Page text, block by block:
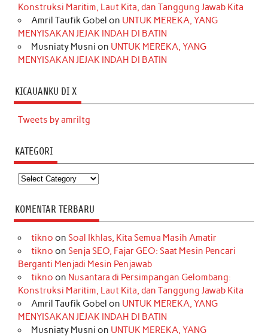
Konstruksi Maritim, Laut Kita, dan Tanggung Jawab Kita
Amril Taufik Gobel on UNTUK MEREKA, YANG
MENYISAKAN JEJAK INDAH DI BATIN
Musniaty Musni on UNTUK MEREKA, YANG
MENYISAKAN JEJAK INDAH DI BATIN
KICAUANKU DI X
Tweets by amriltg
KATEGORI
Kategori
KOMENTAR TERBARU
tikno on Soal Ikhlas, Kita Semua Masih Amatir
tikno on Senja SEO, Fajar GEO: Saat Mesin Pencari
Berganti Menjadi Mesin Penjawab
tikno on Nusantara di Persimpangan Gelombang:
Konstruksi Maritim, Laut Kita, dan Tanggung Jawab Kita
Amril Taufik Gobel on UNTUK MEREKA, YANG
MENYISAKAN JEJAK INDAH DI BATIN
Musniaty Musni on UNTUK MEREKA, YANG